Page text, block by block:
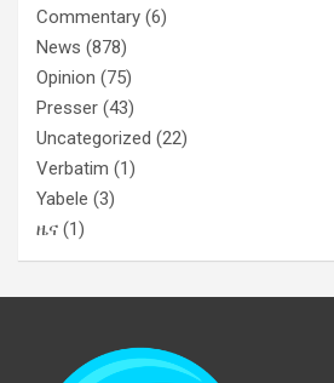
Commentary (6)
News (878)
Opinion (75)
Presser (43)
Uncategorized (22)
Verbatim (1)
Yabele (3)
ዜና (1)